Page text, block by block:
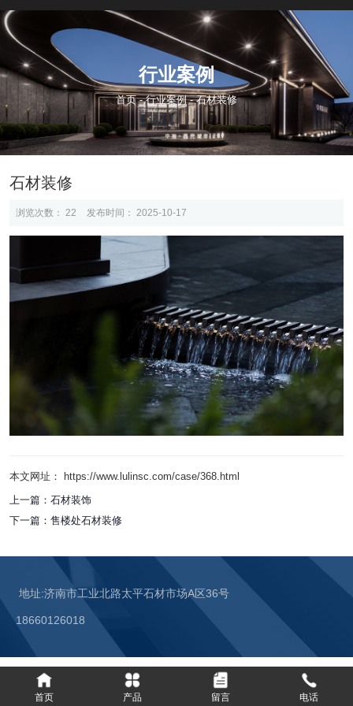
行业案例
首页-行业案例 -石材装修
石材装修
浏览次数： 22 发布时间： 2025-10-17
本文网址： https://www.lulinsc.com/case/368.html
上一篇： 石材装饰
下一篇： 售楼处石材装修
地址:济南市工业北路太平石材市场A区36号
18660126018
首页 产品 留言 电话